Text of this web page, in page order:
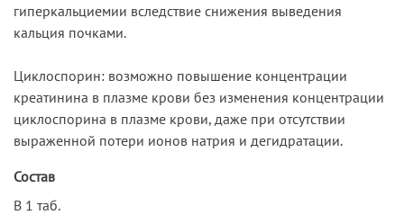
гиперкальциемии вследствие снижения выведения
кальция почками.
Циклоспорин: возможно повышение концентрации
креатинина в плазме крови без изменения концентрации
циклоспорина в плазме крови, даже при отсутствии
выраженной потери ионов натрия и дегидратации.
Состав
В 1 таб.